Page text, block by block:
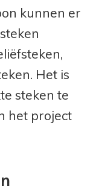
kunnen er
Het is
steken te
het project